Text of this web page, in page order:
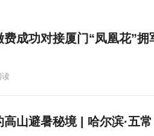
成功对接厦门“凤凰花”拥
读
山避暑秘境 | 哈尔滨·五常